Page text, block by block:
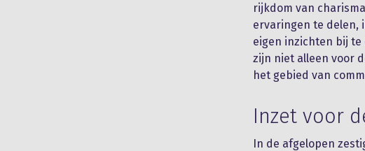
rijkdom van
ervaringen te delen,
eigen inzichten bij te
zijn niet alleen voor
het gebied van
Inzet voor
In de afgelopen